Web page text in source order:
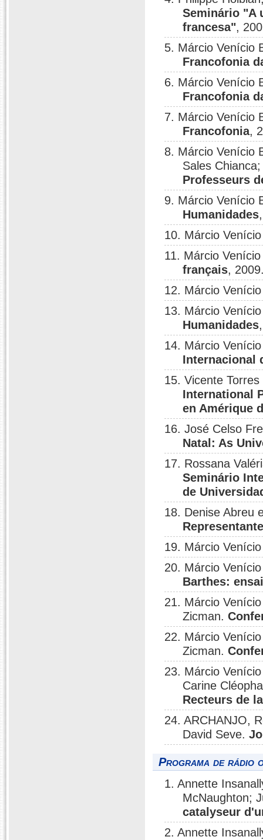
Seminário "A
francesa",
5. Márcio Venício
Francofonia
6. Márcio Venício
Francofonia
7. Márcio Venício
Francofonia,
8. Márcio Venício
Sales
Professeurs
9. Márcio Venício
Humanidades
10. Márcio
11. Márcio
français,
12. Márcio
13. Márcio
Humanidades
14. Márcio
Internacional
15. Vicente
International
en Amérique
16. José Celso
Natal: As
17. Rossana
Seminário
de
18. Denise Abreu
19. Márcio
20. Márcio
Barthes:
21. Márcio
Zicman.
22. Márcio
Zicman.
23. Márcio
Carine
Recteurs de
24. ARCHANJO,
David Seve.
Programa de rádio
1. Annette
McNaughton;
catalyseur
2. Annette